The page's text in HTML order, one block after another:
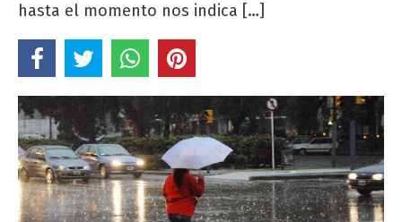
hasta el momento nos indica […]